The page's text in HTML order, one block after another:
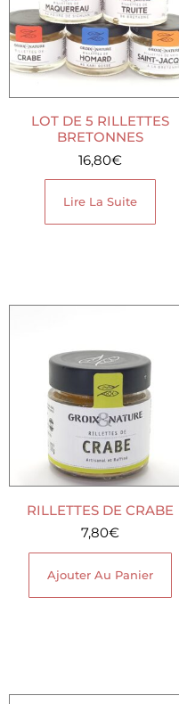
LOT DE 5 RILLETTES
BRETONNES
16,80€
Lire La Suite
RILLETTES DE CRABE
7,80€
Ajouter Au Panier